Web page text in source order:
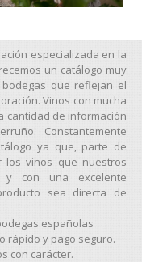
especializada en la
un catálogo muy
que reflejan el
Vinos con mucha
cantidad de información
Constantemente
ya que, parte de
los vinos que nuestros
y con una excelente
sea directa de
españolas
rápido y pago seguro.
con carácter.